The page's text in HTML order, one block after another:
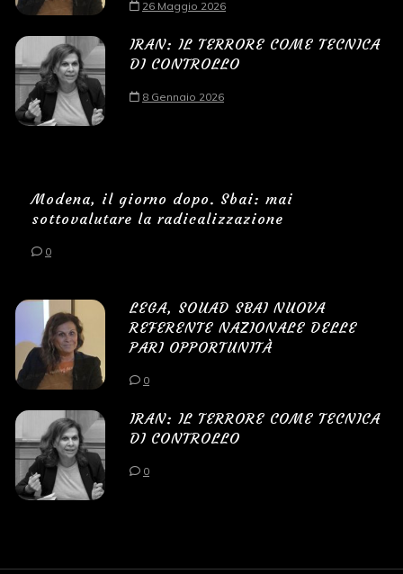
26 Maggio 2026
IRAN: IL TERRORE COME TECNICA
DI CONTROLLO
8 Gennaio 2026
Modena, il giorno dopo. Sbai: mai
sottovalutare la radicalizzazione
0
LEGA, SOUAD SBAI NUOVA
REFERENTE NAZIONALE DELLE
PARI OPPORTUNITÀ
0
IRAN: IL TERRORE COME TECNICA
DI CONTROLLO
0